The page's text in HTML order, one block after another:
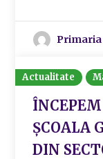
Primaria
Actualitate
ȘCOALA
DIN